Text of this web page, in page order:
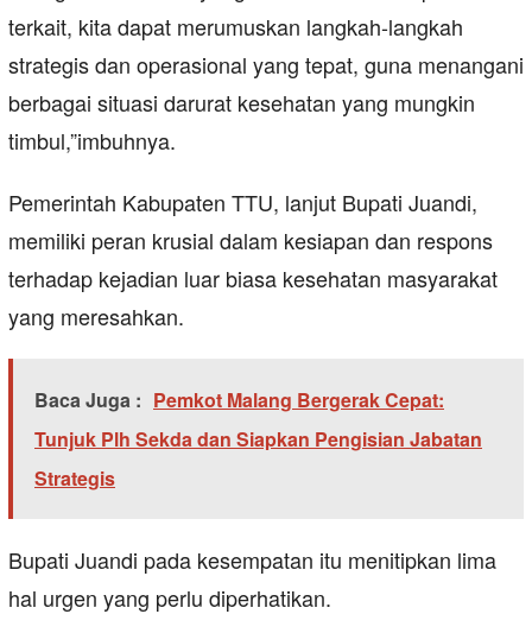
terkait, kita dapat merumuskan langkah-langkah
strategis dan operasional yang tepat, guna menangani
berbagai situasi darurat kesehatan yang mungkin
timbul,”imbuhnya.
Pemerintah Kabupaten TTU, lanjut Bupati Juandi,
memiliki peran krusial dalam kesiapan dan respons
terhadap kejadian luar biasa kesehatan masyarakat
yang meresahkan.
Baca Juga : Pemkot Malang Bergerak Cepat:
Tunjuk Plh Sekda dan Siapkan Pengisian Jabatan
Strategis
Bupati Juandi pada kesempatan itu menitipkan lima
hal urgen yang perlu diperhatikan.